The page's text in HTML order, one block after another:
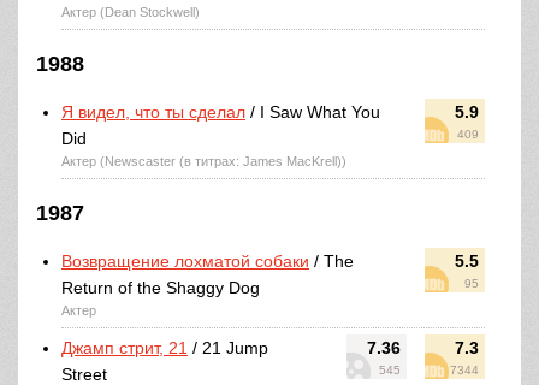
Актер (Dean Stockwell)
1988
5.9
409
Я видел, что ты сделал / I Saw What You
Did
Актер (Newscaster (в титрах: James MacKrell))
1987
5.5
95
Возвращение лохматой собаки / The
Return of the Shaggy Dog
Актер
7.36
545
7.3
7344
Джамп стрит, 21 / 21 Jump
Street